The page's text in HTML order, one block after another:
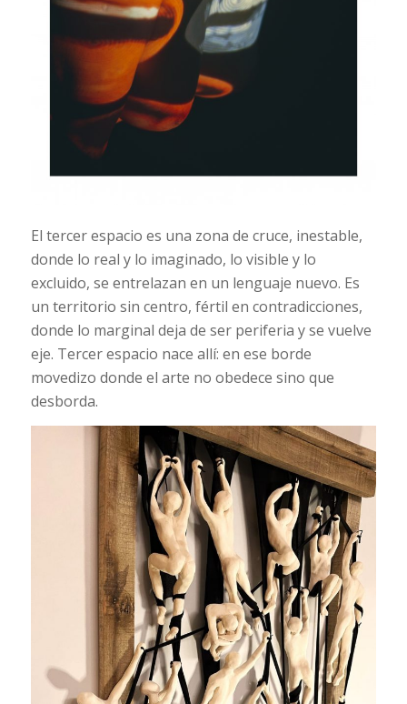
El tercer espacio es una zona de cruce, inestable,
donde lo real y lo imaginado, lo visible y lo
excluido, se entrelazan en un lenguaje nuevo. Es
un territorio sin centro, fértil en contradicciones,
donde lo marginal deja de ser periferia y se vuelve
eje. Tercer espacio nace allí: en ese borde
movedizo donde el arte no obedece sino que
desborda.